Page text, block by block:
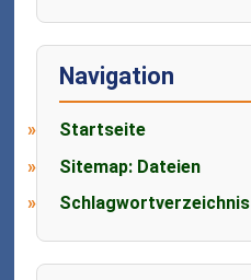
Navigation
Startseite
Sitemap: Dateien
Schlagwortverzeichnis